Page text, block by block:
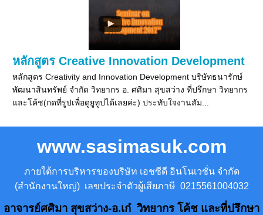
หลักสูตร Creative Innovation Development
หลักสูตร Creativity and Innovation Development บริษัทธนารักษ์
พัฒนาสินทรัพย์ จำกัด วิทยากร อ. ศศิมา สุขสว่าง ที่ปรึกษา วิทยากร
และโค้ช(กดที่รูปเพื่อดูยูทูปได้เลยค่ะ) ประทับใจงานสัม...
www.sasimasuk.com
ภายใต้การบริหารของบริษัท เอชซีดี อินโนเวชั่น จำกัด
(สำนักงานใหญ่) เลขประจำตัวผู้เสียภาษี 0215561004032
อาจารย์ศศิมา สุขสว่าง-อ.เก๋ วิทยากร โค้ช และที่ปรึกษา